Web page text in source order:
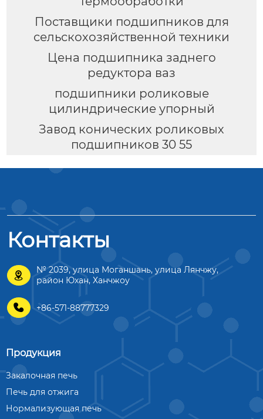
Поставщики подшипников для
сельскохозяйственной техники
Цена подшипника заднего
редуктора ваз
подшипники роликовые
цилиндрические упорный
Завод конических роликовых
подшипников 30 55
Контакты

№ 2039, улица Моганшань, улица Лянчжу,
район Юхан, Ханчжоу
 +86-571-88777329
Продукция
Закалочная печь
Печь для отжига
Нормализующая печь